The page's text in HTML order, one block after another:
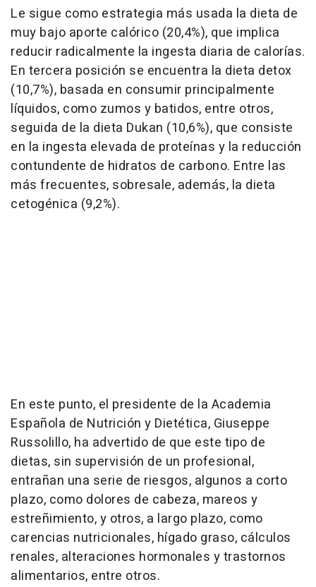
Le sigue como estrategia más usada la dieta de
muy bajo aporte calórico (20,4%), que implica
reducir radicalmente la ingesta diaria de calorías.
En tercera posición se encuentra la dieta detox
(10,7%), basada en consumir principalmente
líquidos, como zumos y batidos, entre otros,
seguida de la dieta Dukan (10,6%), que consiste
en la ingesta elevada de proteínas y la reducción
contundente de hidratos de carbono. Entre las
más frecuentes, sobresale, además, la dieta
cetogénica (9,2%).
En este punto, el presidente de la Academia
Española de Nutrición y Dietética, Giuseppe
Russolillo, ha advertido de que este tipo de
dietas, sin supervisión de un profesional,
entrañan una serie de riesgos, algunos a corto
plazo, como dolores de cabeza, mareos y
estreñimiento, y otros, a largo plazo, como
carencias nutricionales, hígado graso, cálculos
renales, alteraciones hormonales y trastornos
alimentarios, entre otros.